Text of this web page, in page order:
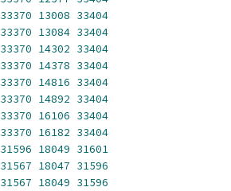
33370 13008 33404
33370 13084 33404
33370 14302 33404
33370 14378 33404
33370 14816 33404
33370 14892 33404
33370 16106 33404
33370 16182 33404
31596 18049 31601
31567 18047 31596
31567 18049 31596